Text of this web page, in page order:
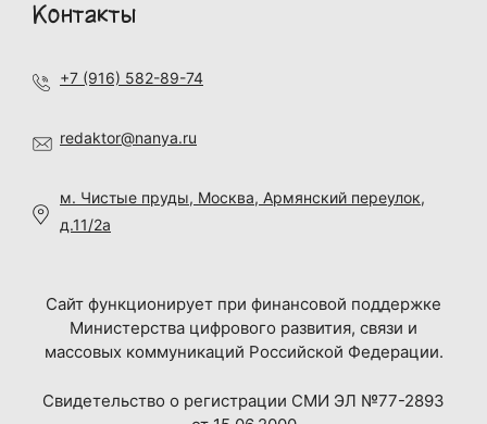
Контакты
+7 (916) 582-89-74
redaktor@nanya.ru
м. Чистые пруды, Москва, Армянский переулок,
д.11/2а
Сайт функционирует при финансовой поддержке
Министерства цифрового развития, связи и
массовых коммуникаций Российской Федерации.
Свидетельство о регистрации СМИ ЭЛ №77-2893